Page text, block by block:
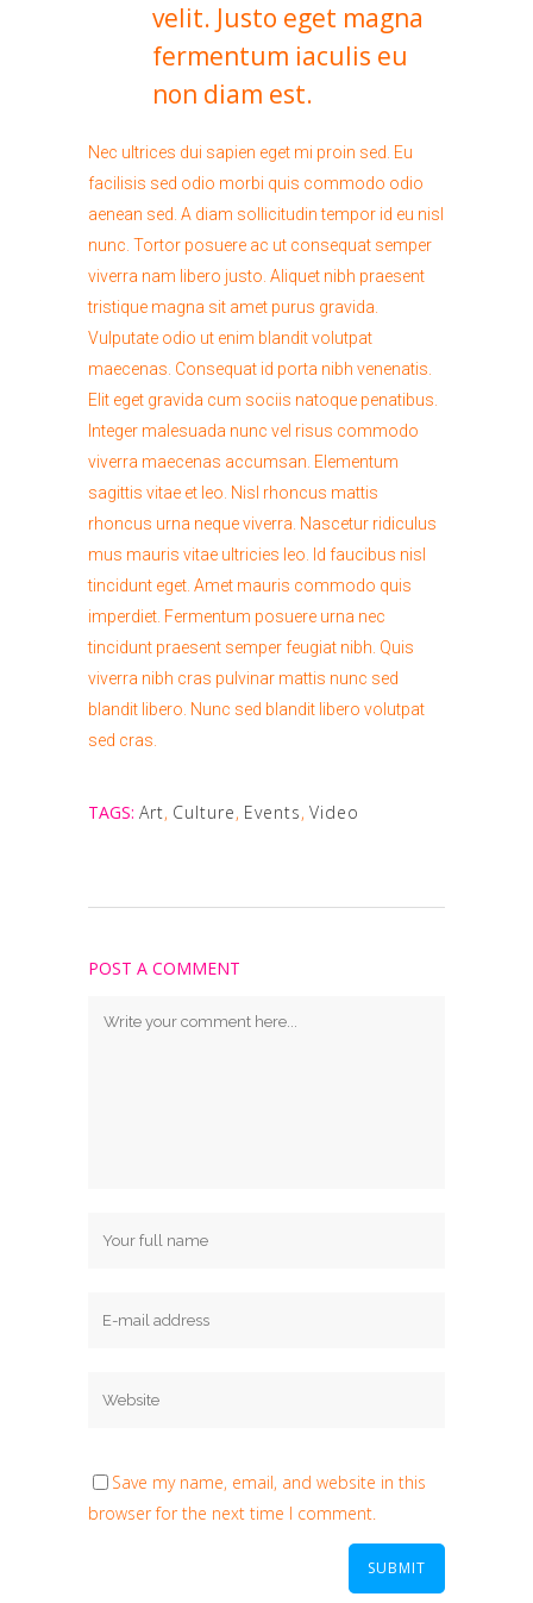
velit. Justo eget magna
fermentum iaculis eu
non diam est.
Nec ultrices dui sapien eget mi proin sed. Eu
facilisis sed odio morbi quis commodo odio
aenean sed. A diam sollicitudin tempor id eu nisl
nunc. Tortor posuere ac ut consequat semper
viverra nam libero justo. Aliquet nibh praesent
tristique magna sit amet purus gravida.
Vulputate odio ut enim blandit volutpat
maecenas. Consequat id porta nibh venenatis.
Elit eget gravida cum sociis natoque penatibus.
Integer malesuada nunc vel risus commodo
viverra maecenas accumsan. Elementum
sagittis vitae et leo. Nisl rhoncus mattis
rhoncus urna neque viverra. Nascetur ridiculus
mus mauris vitae ultricies leo. Id faucibus nisl
tincidunt eget. Amet mauris commodo quis
imperdiet. Fermentum posuere urna nec
tincidunt praesent semper feugiat nibh. Quis
viverra nibh cras pulvinar mattis nunc sed
blandit libero. Nunc sed blandit libero volutpat
sed cras.
TAGS: Art, Culture, Events, Video
POST A COMMENT
Save my name, email, and website in this
browser for the next time I comment.